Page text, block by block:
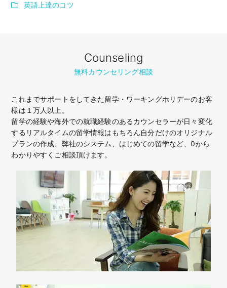
英語上達のコツ
Counseling
無料カウンセリング相談
これまでサポートをしてきた留学・ワーキングホリデーのお客
様は１万人以上。
留学の経験や海外での就職経験のあるカウンセラーが日々変化
するリアルタイムの留学情報はもちろん自分だけのオリジナル
プランの作成、弊社のシステム、はじめての留学など、0から
わかりやすくご相談頂けます。